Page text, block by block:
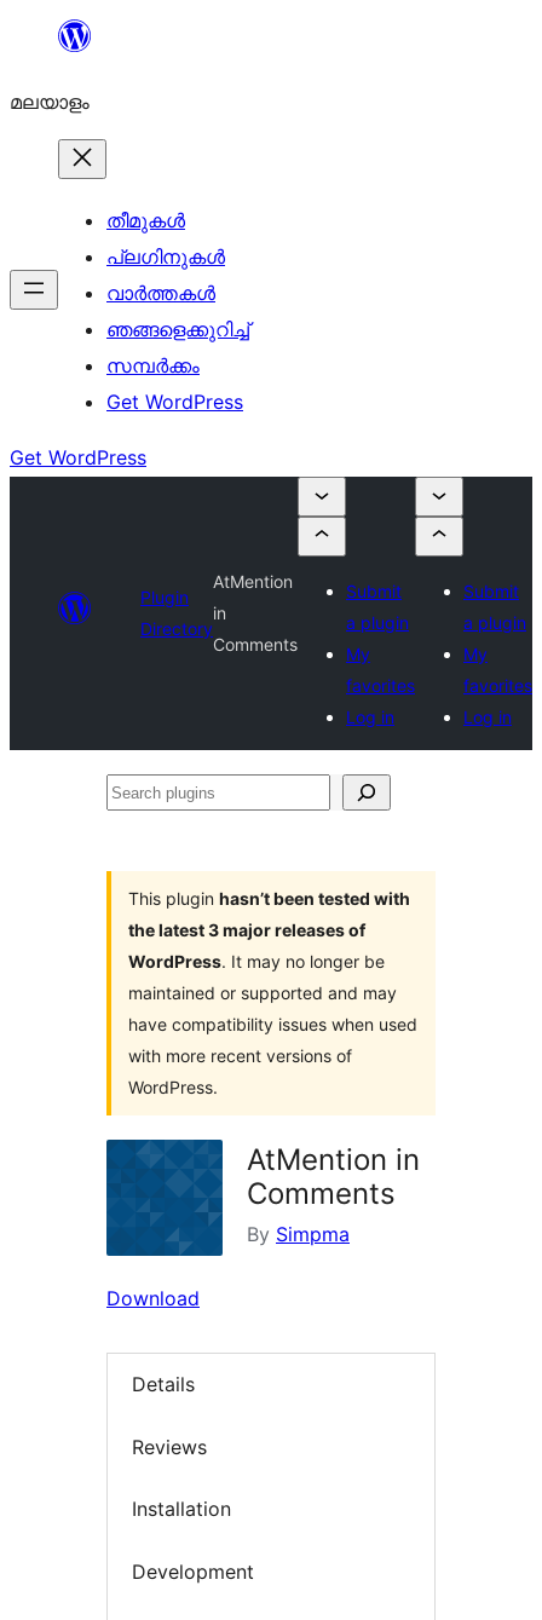
ഉള്ളടക്കത്തിലേക്ക്
മലയാളം
തീമുകൾ
പ്ലഗിനുകൾ
വാര്‍ത്തകള്‍
ഞങ്ങളെക്കുറിച്ച്
സമ്പര്‍ക്കം
Get WordPress
Get WordPress
Plugin
Directory
AtMention
in
Comments
Submit
a plugin
My
favorites
Log in
Submit
a plugin
My
favorites
Log in
Search
This plugin hasn’t been tested with
the latest 3 major releases of
WordPress. It may no longer be
maintained or supported and may
have compatibility issues when used
with more recent versions of
WordPress.
AtMention in
Comments
By Simpma
Download
Details
Reviews
Installation
Development